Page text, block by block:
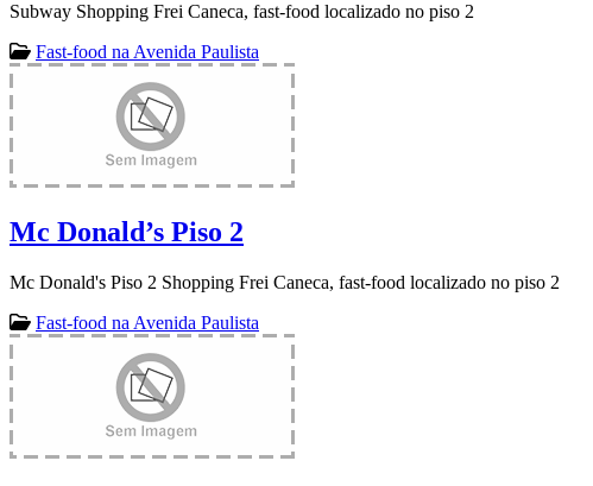
Subway Shopping Frei Caneca, fast-food localizado no piso 2
Fast-food na Avenida Paulista
Mc Donald’s Piso 2
Mc Donald's Piso 2 Shopping Frei Caneca, fast-food localizado no piso 2
Fast-food na Avenida Paulista